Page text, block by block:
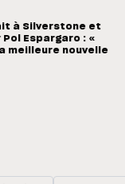
à Silverstone et
Espargaro : «
meilleure nouvelle